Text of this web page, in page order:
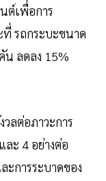
ต์เพื่อการ
รถกระบะขนาด
น ลดลง 15%
ลต่อภาวะการ
ละ 4 อย่างต่อ
การระบาดของ